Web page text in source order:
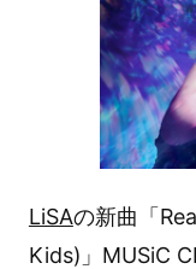
LiSAの新曲「
Kids)」MUSiC